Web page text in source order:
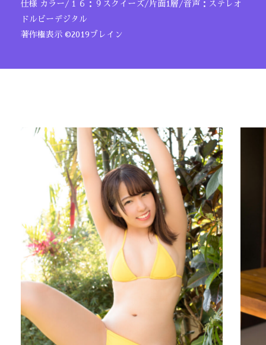
仕様 カラー/１６：９スクイーズ/片面1層/音声：ステレオ
ドルビーデジタル
著作権表示 ©2019ブレイン